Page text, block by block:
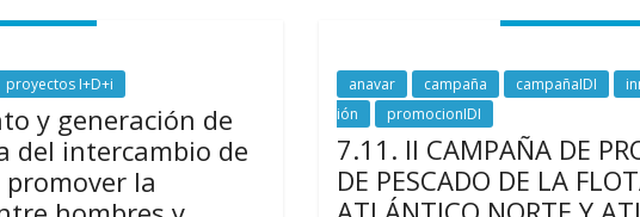
proyectos I+D+i
y generación de
del intercambio de
la
anavar campaña campañaIDI
ión
promocionIDI
7.11. II CAMPAÑA DE
DE PESCADO DE LA